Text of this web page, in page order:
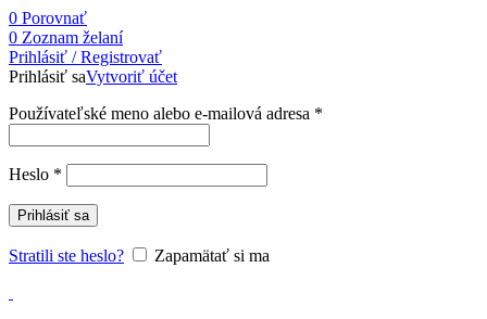
0 Porovnať
0 Zoznam želaní
Prihlásiť / Registrovať
Prihlásiť saVytvoriť účet
Používateľské meno alebo e-mailová adresa *
Heslo *
Prihlásiť sa
Stratili ste heslo? Zapamätať si ma